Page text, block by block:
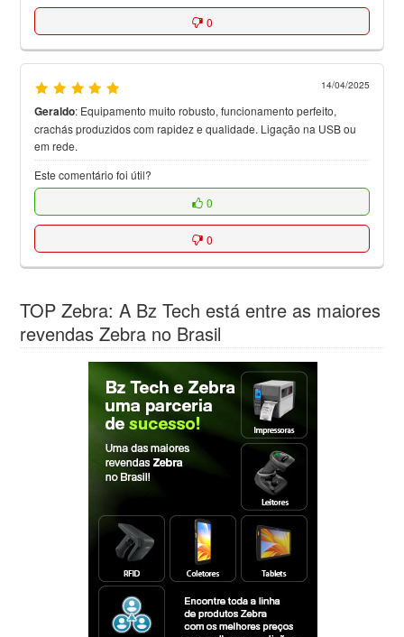
0
14/04/2025
Geraldo: Equipamento muito robusto, funcionamento perfeito,
crachás produzidos com rapidez e qualidade. Ligação na USB ou
em rede.
Este comentário foi útil?
0
0
TOP Zebra: A Bz Tech está entre as maiores
revendas Zebra no Brasil